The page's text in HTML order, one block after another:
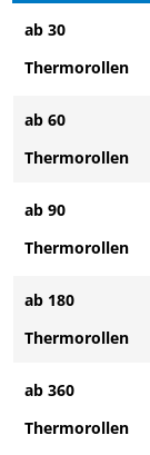
ab 30
Thermorollen
ab 60
Thermorollen
ab 90
Thermorollen
ab 180
Thermorollen
ab 360
Thermorollen